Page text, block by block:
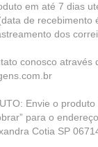
em até 7 dias
de recebimento
dos
conosco através
Envie o
para o
Cotia SP